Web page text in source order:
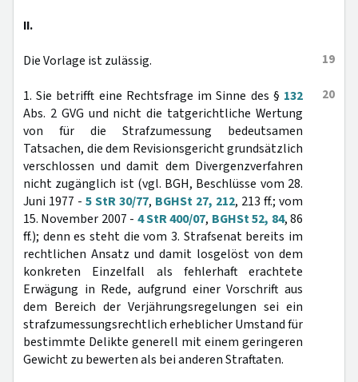
II.
19
Die Vorlage ist zulässig.
20
1. Sie betrifft eine Rechtsfrage im Sinne des § 132
Abs. 2 GVG und nicht die tatgerichtliche Wertung
von für die Strafzumessung bedeutsamen
Tatsachen, die dem Revisionsgericht grundsätzlich
verschlossen und damit dem Divergenzverfahren
nicht zugänglich ist (vgl. BGH, Beschlüsse vom 28.
Juni 1977 - 5 StR 30/77, BGHSt 27, 212, 213 ff.; vom
15. November 2007 - 4 StR 400/07, BGHSt 52, 84, 86
ff.); denn es steht die vom 3. Strafsenat bereits im
rechtlichen Ansatz und damit losgelöst von dem
konkreten Einzelfall als fehlerhaft erachtete
Erwägung in Rede, aufgrund einer Vorschrift aus
dem Bereich der Verjährungsregelungen sei ein
strafzumessungsrechtlich erheblicher Umstand für
bestimmte Delikte generell mit einem geringeren
Gewicht zu bewerten als bei anderen Straftaten.